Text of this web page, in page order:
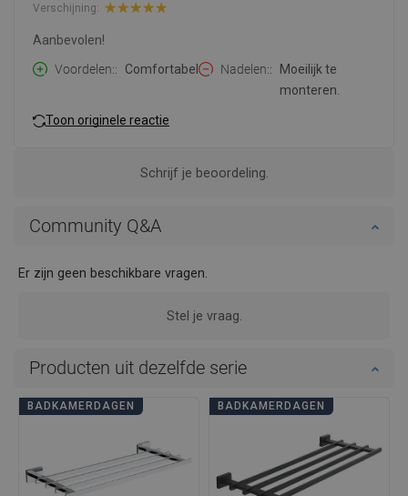
Verschijning:
Aanbevolen!
Voordelen:
Comfortabel Nadelen:
Moeilijk te
monteren.
Toon originele reactie
Schrijf je beoordeling.
Community Q&A
Er zijn geen beschikbare vragen.
Stel je vraag.
Producten uit dezelfde serie
BADKAMERDAGEN BADKAMERDAGEN